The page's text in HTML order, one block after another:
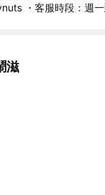
・客服時段：週
滋